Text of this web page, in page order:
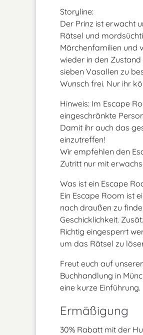
Storyline:
Der Prinz ist erwacht
Rätsel und
Märchenfamilien und
wieder in den
sieben Vasallen zu
Wunsch frei. Nur ihr
Hinweis: Im Escape
eingeschränkte
Damit ihr auch das
einzutreffen!
Wir empfehlen den
Zutritt nur mit
Was ist ein Escape
Ein Escape Room ist
nach draußen zu
Geschicklichkeit.
Richtig eingesperrt
um das Rätsel zu
Freut euch auf
Buchhandlung in
eine kurze Einführung.
Ermäßigung
30% Rabatt mit der